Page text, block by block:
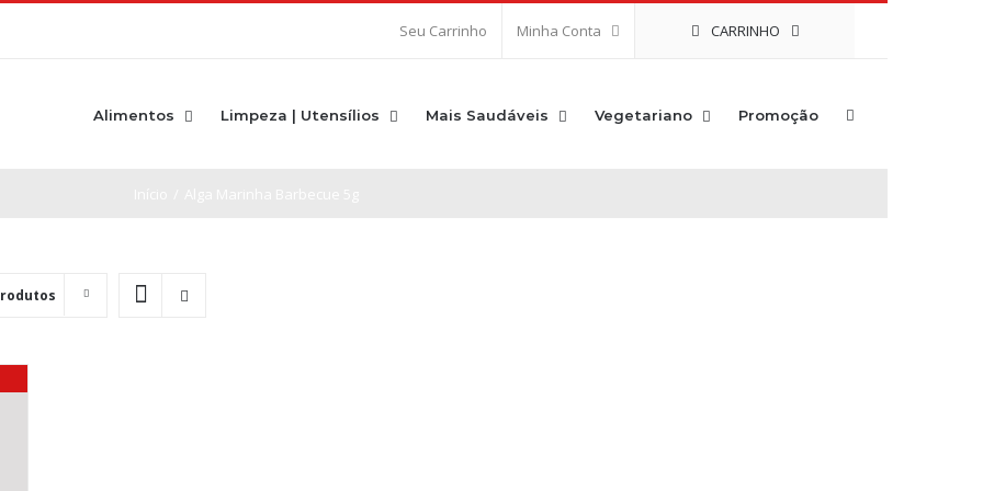
Seu Carrinho Minha Conta CARRINHO
Alimentos Limpeza | Utensílios Mais Saudáveis Vegetariano Promoção